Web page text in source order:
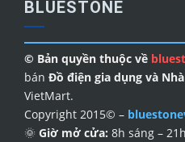
BLUESTONE
© Bản quyền thuộc về
bán Đồ điện gia dụng và
VietMart.
Copyright 2015© –
🌞 Giờ mở cửa: 8h sáng –